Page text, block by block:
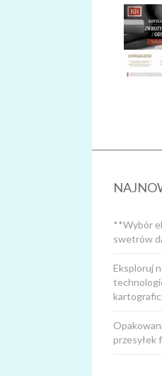
**Wybór
swetrów
Eksploruj
przesyłek